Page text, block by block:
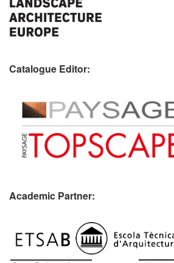
Catalogue Editor:
Academic Partner: